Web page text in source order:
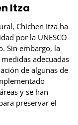
Itza
Chichen Itza ha
por la UNESCO
Sin embargo, la
adecuadas
de algunas de
y se han
preservar el